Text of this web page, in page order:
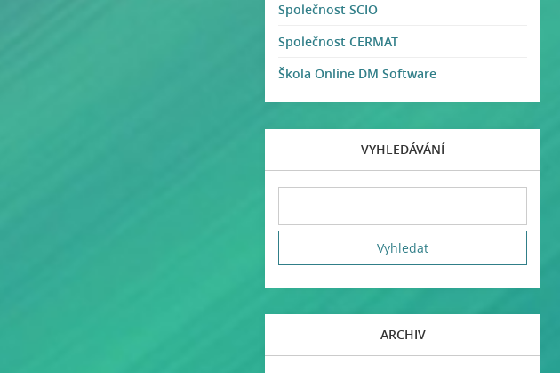
Společnost SCIO
Společnost CERMAT
Škola Online DM Software
VYHLEDÁVÁNÍ
ARCHIV